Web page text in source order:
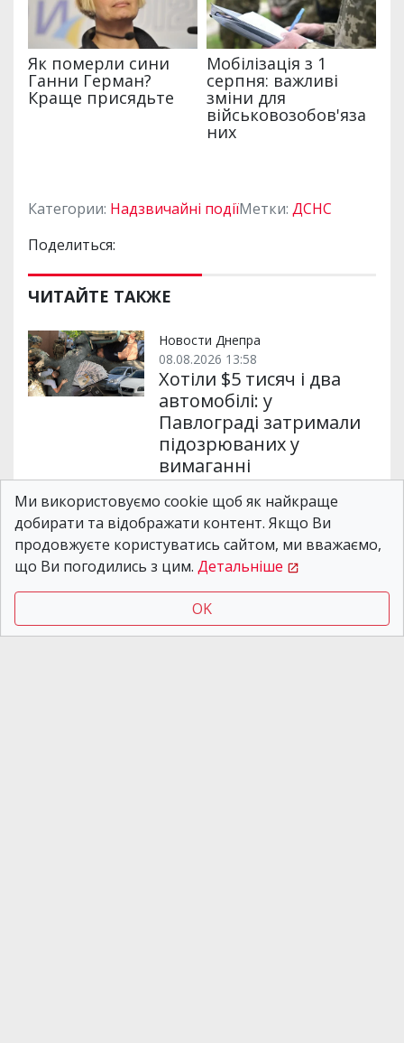
Категории: Надзвичайні подіїМетки: ДСНС
Поделиться:
ЧИТАЙТЕ ТАКЖЕ
Новости Днепра
08.08.2026 13:58
Хотіли $5 тисяч і два
автомобілі: у
Павлограді затримали
підозрюваних у
вимаганні
Новости Днепра
03.08.2026 15:59
Фіктивна відстрочка за
затримали
організатора
Ми використовуємо cookie щоб як найкраще
добирати та відображати контент. Якщо Ви
продовжуєте користуватись сайтом, ми вважаємо,
що Ви погодились з цим. Детальніше
OK